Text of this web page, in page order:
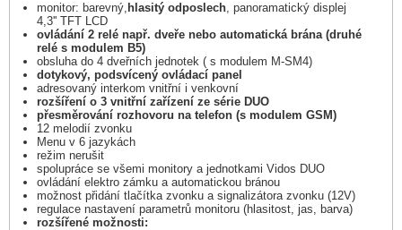
monitor: barevný, hlasitý odposlech, panoramatický displej
4,3'' TFT LCD
ovládání 2 relé např. dveře nebo automatická brána (druhé
relé s modulem B5)
obsluha do 4 dveřních jednotek ( s modulem M-SM4)
dotykový, podsvícený ovládací panel
adresovaný interkom vnitřní i venkovní
rozšíření o 3 vnitřní zařízení ze série DUO
přesměrování rozhovoru na telefon (s modulem GSM)
12 melodií zvonku
Menu v 6 jazykách
režim nerušit
spolupráce se všemi monitory a jednotkami Vidos DUO
ovládání elektro zámku a automatickou bránou
možnost přidání tlačítka zvonku a signalizátora zvonku (12V)
regulace nastavení parametrů monitoru (hlasitost, jas, barva)
rozšířené možnosti: